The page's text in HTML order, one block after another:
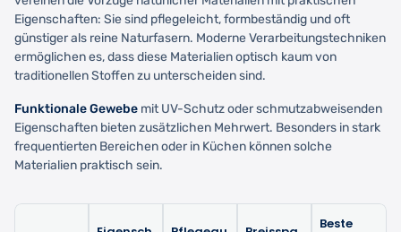
Eigenschaften: Sie sind pflegeleicht, formbeständig und oft
günstiger als reine Naturfasern. Moderne Verarbeitungstechniken
ermöglichen es, dass diese Materialien optisch kaum von
traditionellen Stoffen zu unterscheiden sind.
Funktionale Gewebe mit UV-Schutz oder schmutzabweisenden
Eigenschaften bieten zusätzlichen Mehrwert. Besonders in stark
frequentierten Bereichen oder in Küchen können solche
Materialien praktisch sein.
Beste